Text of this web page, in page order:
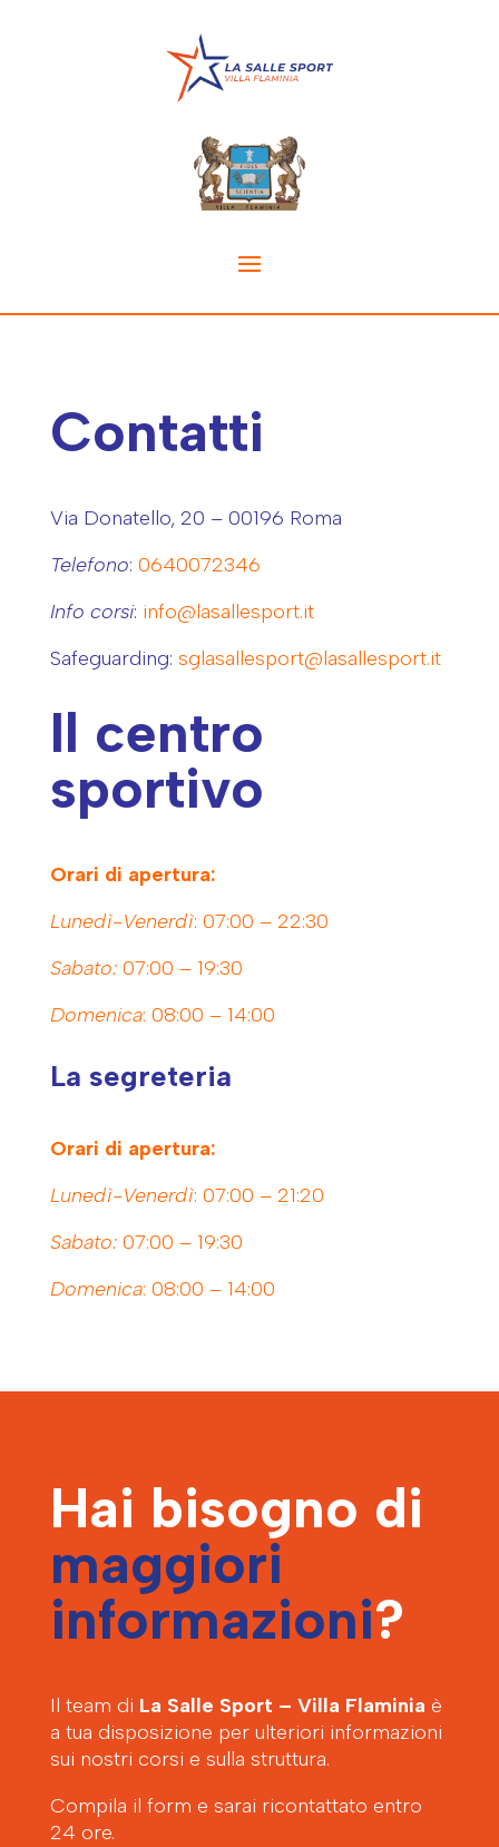
Contatti
Via Donatello, 20 – 00196 Roma
Telefono: 0640072346
Info corsi: info@lasallesport.it
Safeguarding: sglasallesport@lasallesport.it
Il centro
sportivo
Orari di apertura:
Lunedì-Venerdì: 07:00 – 22:30
Sabato:07:00 – 19:30
Domenica: 08:00 – 14:00
La segreteria
Orari di apertura:
Lunedì-Venerdì: 07:00 – 21:20
Sabato:07:00 – 19:30
Domenica: 08:00 – 14:00
Hai bisogno di
maggiori
informazioni?
Il team di La Salle Sport – Villa Flaminia è
a tua disposizione per ulteriori informazioni
sui nostri corsi e sulla struttura.
Compila il form e sarai ricontattato entro
24 ore.